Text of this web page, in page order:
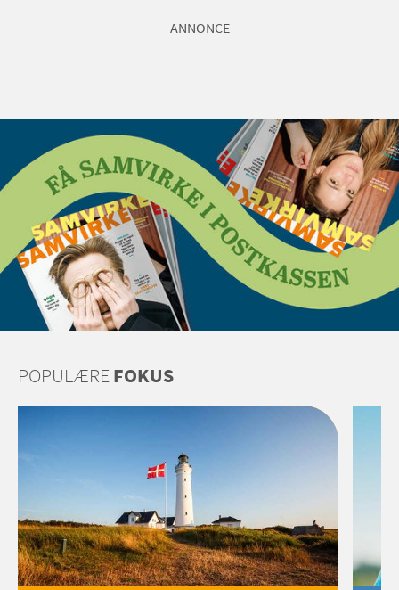
ANNONCE
POPULÆREFOKUS